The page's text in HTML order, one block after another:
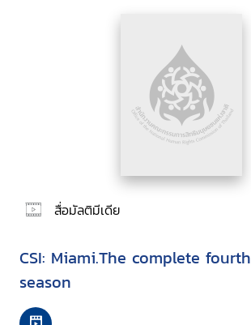
สื่อมัลติมีเดีย
CSI: Miami.The complete fourth
season